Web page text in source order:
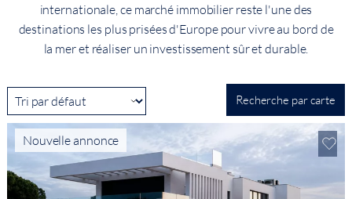
internationale, ce marché immobilier reste l'une des
destinations les plus prisées d'Europe pour vivre au bord de
la mer et réaliser un investissement sûr et durable.
Recherche par carte
Nouvelle annonce